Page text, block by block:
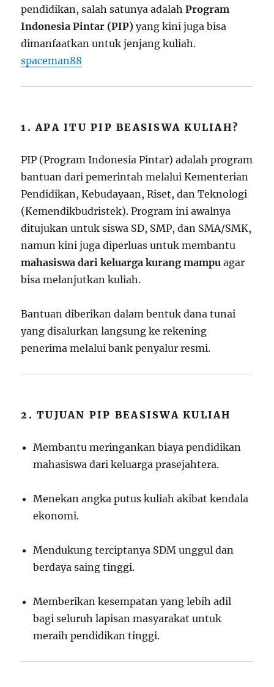
pendidikan, salah satunya adalahProgram
Indonesia Pintar (PIP) yang kini juga bisa
dimanfaatkan untuk jenjang kuliah.
spaceman88
1. APA ITU PIP BEASISWA KULIAH?
PIP (Program Indonesia Pintar) adalah program
bantuan dari pemerintah melalui Kementerian
Pendidikan, Kebudayaan, Riset, dan Teknologi
(Kemendikbudristek). Program ini awalnya
ditujukan untuk siswa SD, SMP, dan SMA/SMK,
namun kini juga diperluas untuk membantu
mahasiswa dari keluarga kurang mampu agar
bisa melanjutkan kuliah.
Bantuan diberikan dalam bentuk dana tunai
yang disalurkan langsung ke rekening
penerima melalui bank penyalur resmi.
2. TUJUAN PIP BEASISWA KULIAH
Membantu meringankan biaya pendidikan
mahasiswa dari keluarga prasejahtera.
Menekan angka putus kuliah akibat kendala
ekonomi.
Mendukung terciptanya SDM unggul dan
berdaya saing tinggi.
Memberikan kesempatan yang lebih adil
bagi seluruh lapisan masyarakat untuk
meraih pendidikan tinggi.